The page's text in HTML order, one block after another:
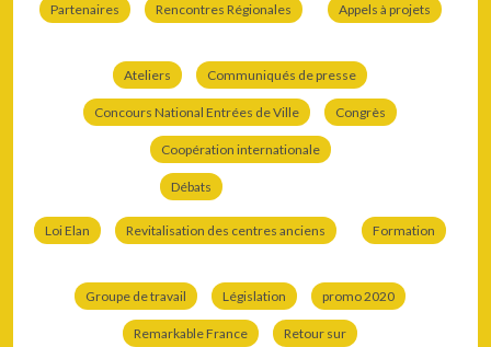
Partenaires Rencontres Régionales Appels à projets
Ateliers Communiqués de presse
Concours National Entrées de Ville Congrès
Coopération internationale
Débats
Loi Elan Revitalisation des centres anciens Formation
Groupe de travail Législation promo 2020
Remarkable France Retour sur